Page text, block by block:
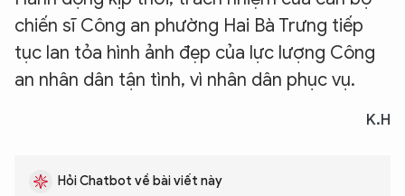
chiến sĩ Công an phường Hai Bà Trưng tiếp
tục lan tỏa hình ảnh đẹp của lực lượng Công
an nhân dân tận tình, vì nhân dân phục vụ.
K.H
Hỏi Chatbot về bài viết này